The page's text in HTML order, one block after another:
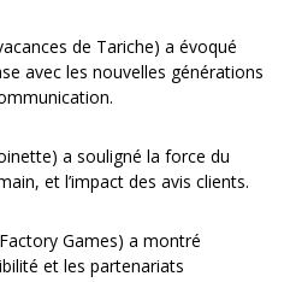
de Tariche) a évoqué
avec les nouvelles générations
a souligné la force du
et l’impact des avis clients.
Games) a montré
et les partenariats